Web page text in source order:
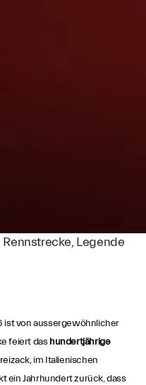
Legende
ist von aussergewöhnlicher
feiert dashundertjährige
im Italienischen
ein Jahrhundert zurück, dass